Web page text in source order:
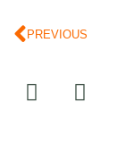
PREVIOUS